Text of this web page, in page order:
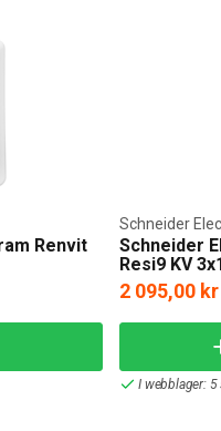
Renvit
Schneider
Resi9 KV
Schneider
2 095,00 kr
I webblager: 5